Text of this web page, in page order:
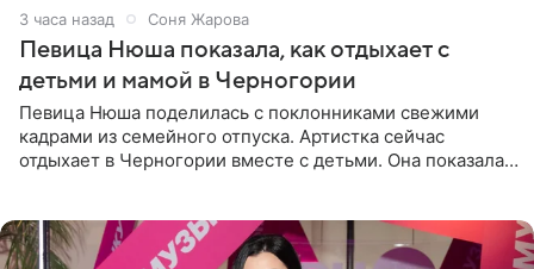
3 часа назад Соня Жарова
Певица Нюша показала, как отдыхает с
детьми и мамой в Черногории
Певица Нюша поделилась с поклонниками свежими
кадрами из семейного отпуска. Артистка сейчас
отдыхает в Черногории вместе с детьми. Она показала,